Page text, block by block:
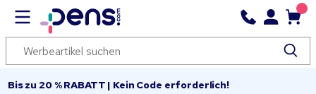
Bis zu 20 % RABATT | Kein Code erforderlich!